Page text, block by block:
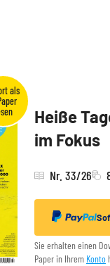
Heiße
im Fokus
Nr. 33/26
Sie erhalten einen
Paper in Ihrem Konto